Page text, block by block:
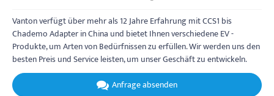
Vanton verfügt über mehr als 12 Jahre Erfahrung mit CCS1 bis
Chademo Adapter in China und bietet Ihnen verschiedene EV -
Produkte, um Arten von Bedürfnissen zu erfüllen. Wir werden uns den
besten Preis und Service leisten, um unser Geschäft zu entwickeln.
Anfrage absenden